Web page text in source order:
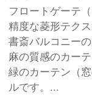
フロートゲーテ
精度な菱形テク
書斎バルコニー
麻の質感のカー
緑のカーテン（
ルです。...